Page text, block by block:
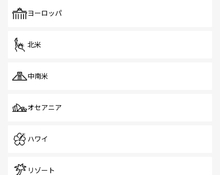
で、ホーカーズは地元の風情を楽しめる外せないスポット
ヨーロッパ
北米
中南米
オセアニア
ハワイ
リゾート